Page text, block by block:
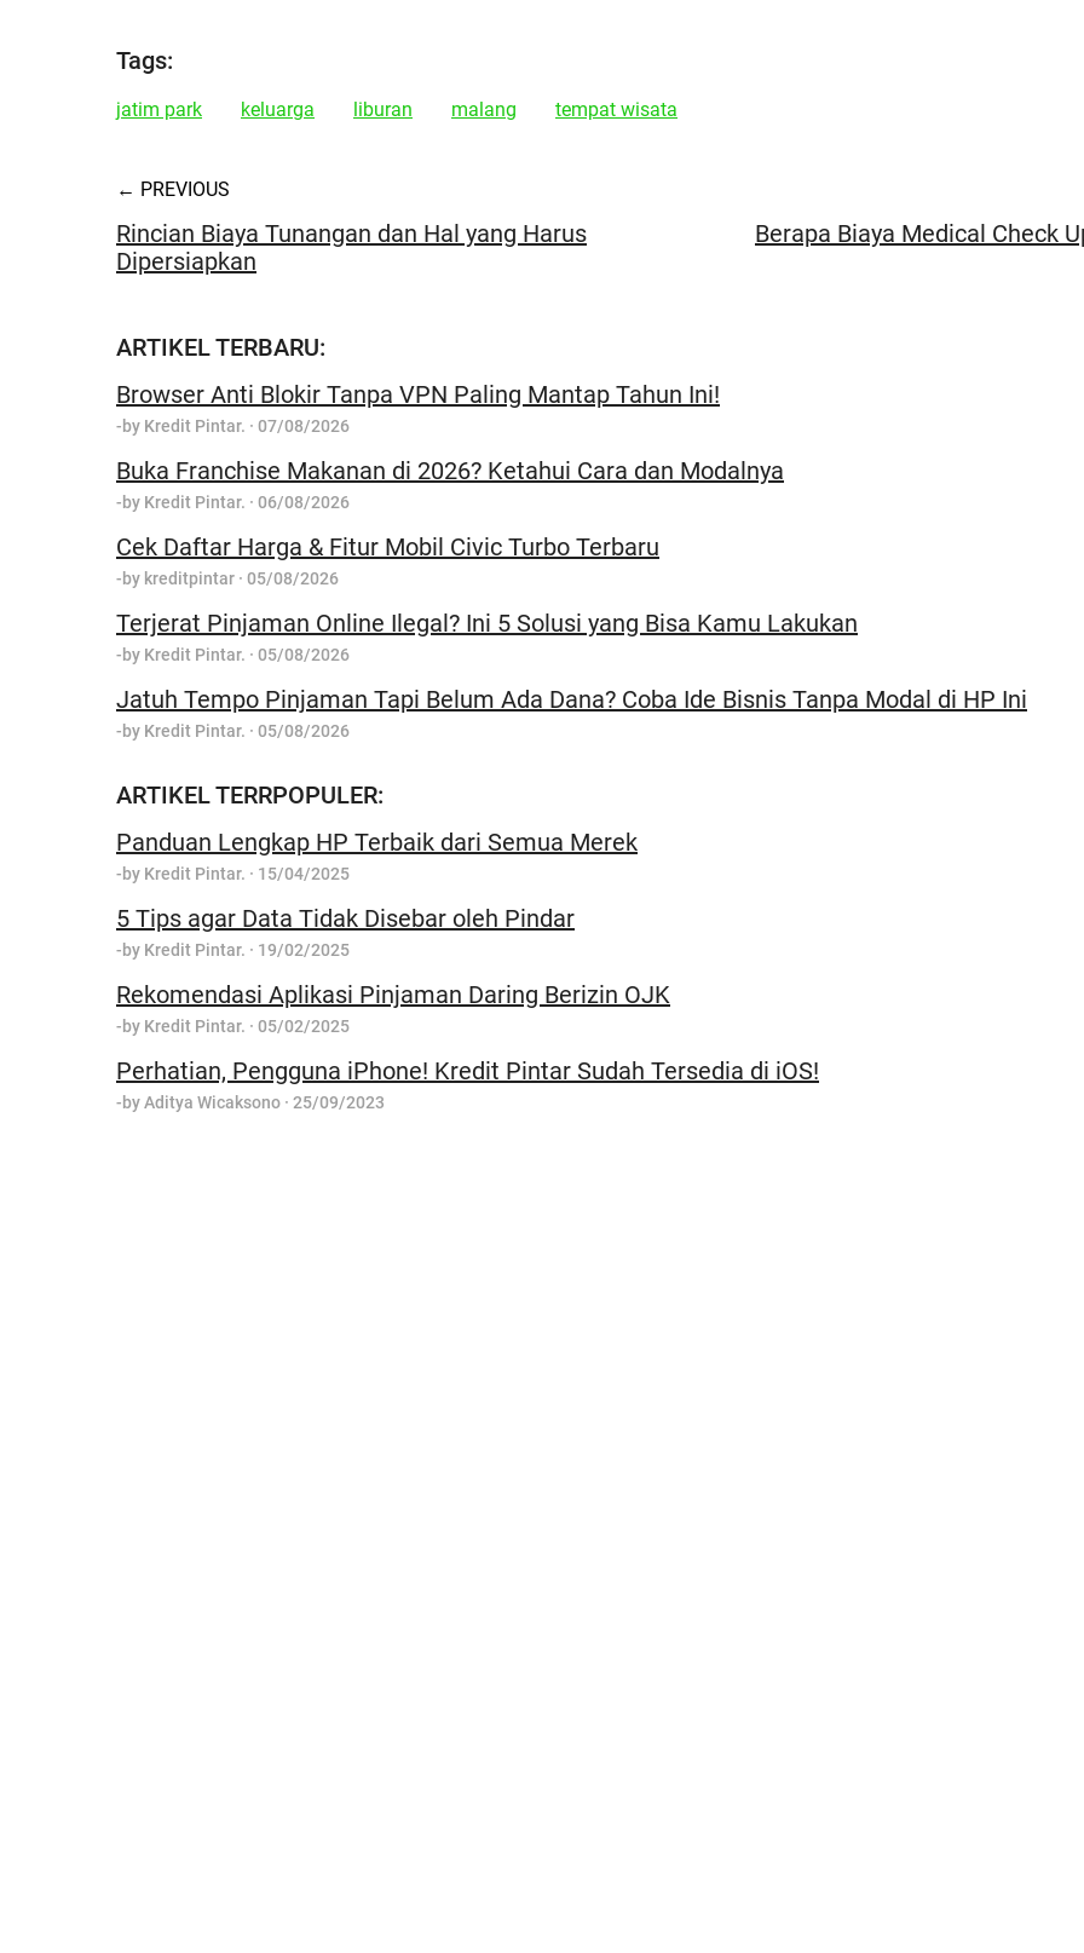
Tags:
jatim park keluarga liburan malang tempat wisata
← PREVIOUS
Rincian Biaya Tunangan dan Hal yang Harus
Dipersiapkan
Berapa Biaya Medical Check
ARTIKEL TERBARU:
Browser Anti Blokir Tanpa VPN Paling Mantap Tahun Ini!
-by Kredit Pintar. · 07/08/2026
Buka Franchise Makanan di 2026? Ketahui Cara dan Modalnya
-by Kredit Pintar. · 06/08/2026
Cek Daftar Harga & Fitur Mobil Civic Turbo Terbaru
-by kreditpintar · 05/08/2026
Terjerat Pinjaman Online Ilegal? Ini 5 Solusi yang Bisa Kamu Lakukan
-by Kredit Pintar. · 05/08/2026
Jatuh Tempo Pinjaman Tapi Belum Ada Dana? Coba Ide Bisnis Tanpa Modal di HP Ini
-by Kredit Pintar. · 05/08/2026
ARTIKEL TERRPOPULER:
Panduan Lengkap HP Terbaik dari Semua Merek
-by Kredit Pintar. · 15/04/2025
5 Tips agar Data Tidak Disebar oleh Pindar
-by Kredit Pintar. · 19/02/2025
Rekomendasi Aplikasi Pinjaman Daring Berizin OJK
-by Kredit Pintar. · 05/02/2025
Perhatian, Pengguna iPhone! Kredit Pintar Sudah Tersedia di iOS!
-byAditya Wicaksono · 25/09/2023